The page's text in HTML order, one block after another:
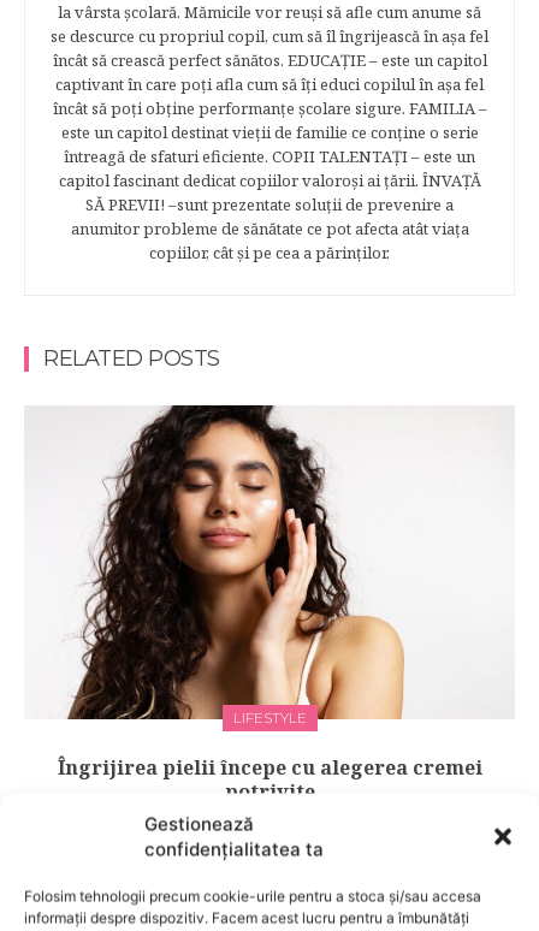
Gestionează
confidențialitatea ta
Folosim tehnologii precum cookie-urile pentru a stoca și/sau accesa
informații despre dispozitiv. Facem acest lucru pentru a îmbunătăți
la vârsta şcolară. Mămicile vor reuşi să afle cum anume să
se descurce cu propriul copil, cum să îl îngrijească în aşa fel
încât să crească perfect sănătos. EDUCAŢIE – este un capitol
captivant în care poţi afla cum să îţi educi copilul în aşa fel
încât să poţi obţine performanţe şcolare sigure. FAMILIA –
este un capitol destinat vieţii de familie ce conţine o serie
întreagă de sfaturi eficiente. COPII TALENTAŢI – este un
capitol fascinant dedicat copiilor valoroși ai țării. ÎNVAŢĂ
SĂ PREVII! –sunt prezentate soluţii de prevenire a
anumitor probleme de sănătate ce pot afecta atât viaţa
copiilor, cât şi pe cea a părinţilor.
RELATED POSTS
LIFESTYLE
Îngrijirea pielii începe cu alegerea cremei
potrivite